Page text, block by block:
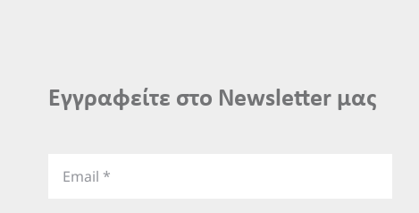
Εγγραφείτε στο Newsletter μας